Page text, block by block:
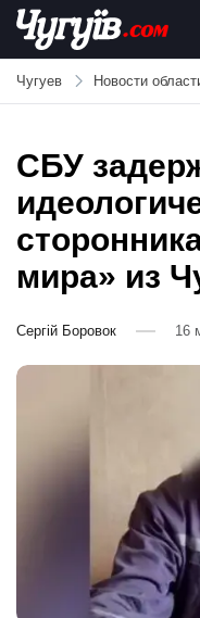
Skip
content
Chuguiv
Чугуев Новости
СБУ
мира» из
Сергій Боровок 16